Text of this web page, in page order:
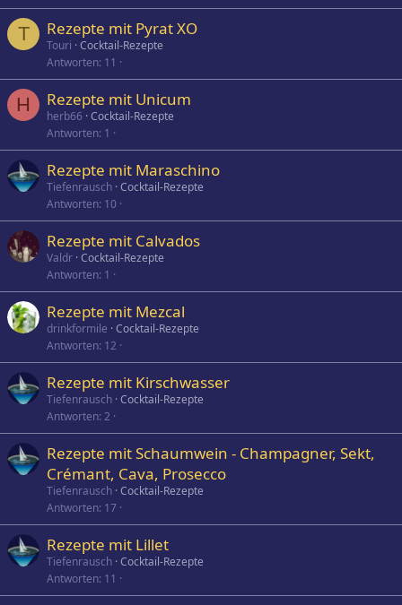
T Rezepte mit Pyrat XO
Touri Cocktail-Rezepte
Antworten 11
H Rezepte mit Unicum
herb66 Cocktail-Rezepte
Antworten 1
Rezepte mit Maraschino
Tiefenrausch Cocktail-Rezepte
Antworten 10
Rezepte mit Calvados
Valdr Cocktail-Rezepte
Antworten 1
Rezepte mit Mezcal
drinkformile Cocktail-Rezepte
Antworten 12
Rezepte mit Kirschwasser
Tiefenrausch Cocktail-Rezepte
Antworten 2
Rezepte mit Schaumwein - Champagner, Sekt,
Crémant, Cava, Prosecco
Tiefenrausch Cocktail-Rezepte
Antworten 17
Rezepte mit Lillet
Tiefenrausch Cocktail-Rezepte
Antworten 11